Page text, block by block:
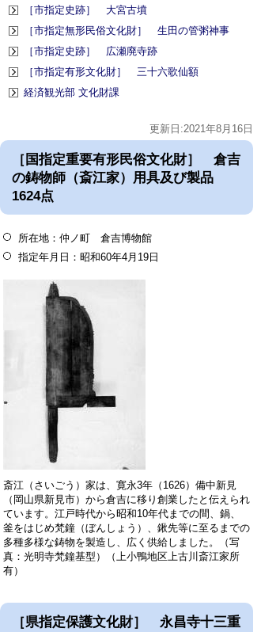
［市指定史跡］ 大宮古墳
［市指定無形民俗文化財］ 生田の管粥神事
［市指定史跡］ 広瀬廃寺跡
［市指定有形文化財］ 三十六歌仙額
経済観光部 文化財課
更新日:2021年8月16日
［国指定重要有形民俗文化財］ 倉吉
の鋳物師（斎江家）用具及び製品
1624点
所在地：仲ノ町 倉吉博物館
指定年月日：昭和60年4月19日
斎江（さいごう）家は、寛永3年（1626）備中新見
（岡山県新見市）から倉吉に移り創業したと伝えられ
ています。江戸時代から昭和10年代までの間、鍋、
釜をはじめ梵鐘（ぼんしょう）、鍬先等に至るまでの
多種多様な鋳物を製造し、広く供給しました。（写
真：光明寺梵鐘基型）（上小鴨地区上古川斎江家所
有）
［県指定保護文化財］ 永昌寺十三重